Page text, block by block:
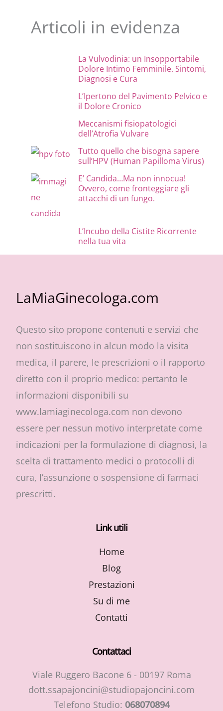
Articoli in evidenza
La Vulvodinia: un Insopportabile
Dolore Intimo Femminile. Sintomi,
Diagnosi e Cura
L’Ipertono del Pavimento Pelvico e
il Dolore Cronico
Meccanismi fisiopatologici
dell’Atrofia Vulvare
Tutto quello che bisogna sapere
sull’HPV (Human Papilloma Virus)
E’ Candida…Ma non innocua!
Ovvero, come fronteggiare gli
attacchi di un fungo.
L’Incubo della Cistite Ricorrente
nella tua vita
LaMiaGinecologa.com
Questo sito propone contenuti e servizi che
non sostituiscono in alcun modo la visita
medica, il parere, le prescrizioni o il rapporto
diretto con il proprio medico: pertanto le
informazioni disponibili su
www.lamiaginecologa.com non devono
essere per nessun motivo interpretate come
indicazioni per la formulazione di diagnosi, la
scelta di trattamento medici o protocolli di
cura, l’assunzione o sospensione di farmaci
prescritti.
Link utili
Home
Blog
Prestazioni
Su di me
Contatti
Contattaci
Viale Ruggero Bacone 6 - 00197 Roma
dott.ssapajoncini@studiopajoncini.com
Telefono Studio: 068070894